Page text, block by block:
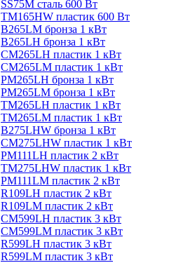
SS75M сталь 600 Вт
TM165HW пластик 600 Вт
B265LM бронза 1 кВт
B265LH бронза 1 кВт
CM265LH пластик 1 кВт
CM265LM пластик 1 кВт
PM265LH бронза 1 кВт
PM265LM бронза 1 кВт
TM265LH пластик 1 кВт
TM265LM пластик 1 кВт
B275LHW бронза 1 кВт
CM275LHW пластик 1 кВт
PM111LH пластик 2 кВт
TM275LHW пластик 1 кВт
PM111LM пластик 2 кВт
R109LH пластик 2 кВт
R109LM пластик 2 кВт
CM599LH пластик 3 кВт
CM599LM пластик 3 кВт
R599LH пластик 3 кВт
R599LM пластик 3 кВт